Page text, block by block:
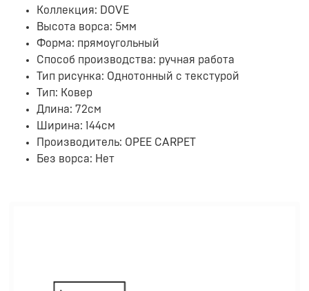
Коллекция: DOVE
Высота ворса: 5мм
Форма: прямоугольный
Способ производства: ручная работа
Тип рисунка: Однотонный с текстурой
Тип: Ковер
Длина: 72см
Ширина: 144см
Производитель: OPEE CARPET
Без ворса: Нет